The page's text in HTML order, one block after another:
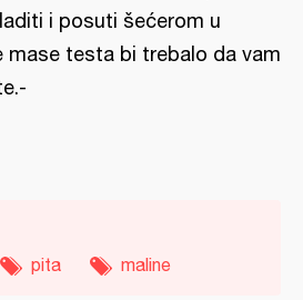
i posuti šećerom u
mase testa bi trebalo da vam
pita maline